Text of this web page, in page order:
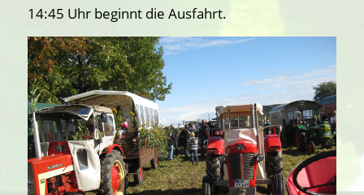
14:45 Uhr beginnt die Ausfahrt.